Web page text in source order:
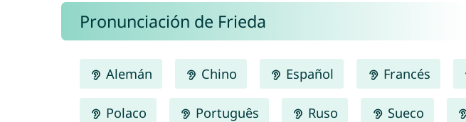
Pronunciación de Frieda
Alemán Chino Español Francés
Polaco Português Ruso Sueco